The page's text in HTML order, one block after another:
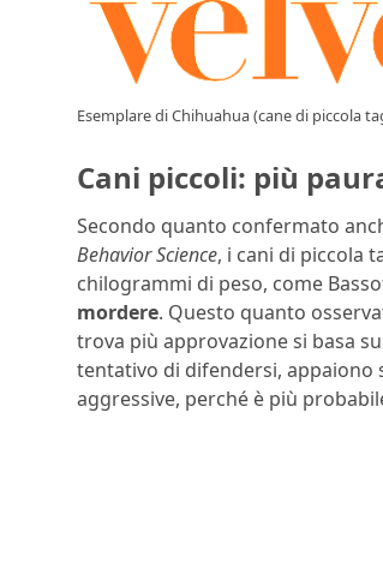
Esemplare di Chihuahua (cane di piccola
Cani piccoli: più
Secondo quanto confermato
Behavior Science, i cani di piccola
chilogrammi di peso, come
mordere. Questo quanto
trova più approvazione si basa
tentativo di difendersi, appaiono
aggressive, perché è più